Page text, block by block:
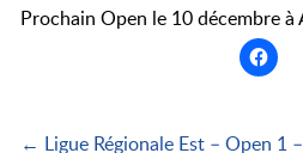
Prochain Open le 10 décembre à
← Ligue Régionale Est – Open 1